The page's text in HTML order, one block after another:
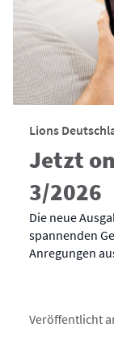
Lions
Jetzt
3/2026
Die neue
spannenden
Anregungen
Veröffentlicht